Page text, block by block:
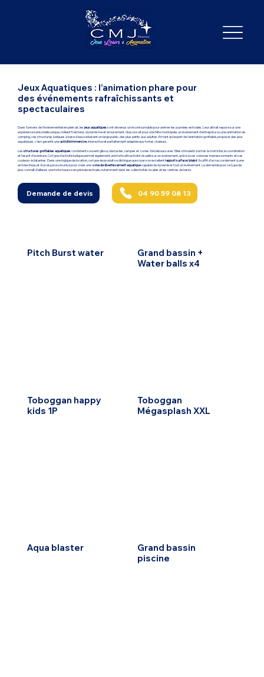
Jeux Aquatiques : l’animation phare pour
des événements rafraîchissants et
spectaculaires
Dans l’univers de l’événementiel en plein air, les jeux aquatiques sont devenus un incontournable pour animer les journées estivales. Leur attrait repose sur une
expérience sensorielle unique, mêlant fraîcheur, dynamisme et amusement. Que ce soit pour une fête municipale, un événement d’entreprise ou une animation de
camping, ces structures ludiques à base d’eau séduisent un large public, des plus petits aux adultes. En tant qu’expert de l’animation gonflable, proposer des jeux
aquatiques, c’est garantir uneactivité immersive, interactive et parfaitement adaptée aux fortes chaleurs.
Lesstructures gonflables aquatiques combinent souvent glisse, obstacles, rampes et zones d’éclaboussures. Elles stimulent à la fois la motricité, la coordination
et l’esprit d’aventure. Ce type d’activité ludique permet également une forte attractivité visuelle sur un événement, grâce à ses volumes impressionnants et ses
couleurs éclatantes. Dans une logique de location, ce type de produit se distingue aussi par son excellentrapport surface/plaisir . Il suffit d’un raccordement à une
arrivée d’eau et d’un espace sécurisé pour créer une zone de divertissement aquatiquecapable de dynamiser tout un événement. La demande pour ce type de
jeux connaît d’ailleurs une forte hausse en période estivale, notamment dans les collectivités locales et les centres de loisirs.
Demande de devis 04 90 59 08 13
Pitch Burst water
Grand bassin +
Water balls x4
Toboggan happy
kids 1P
Toboggan
Mégasplash XXL
Aqua blaster
Grand bassin
piscine